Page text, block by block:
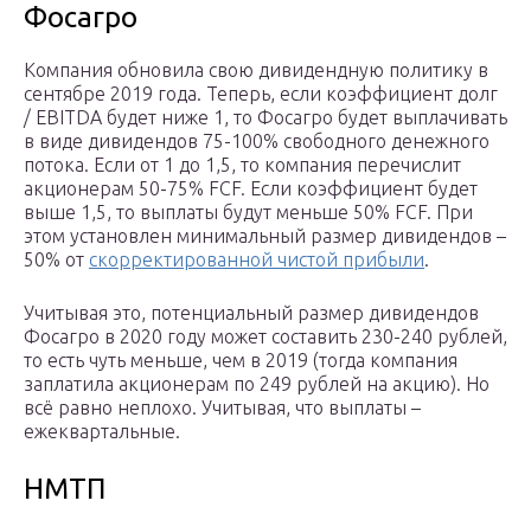
Фосагро
Компания обновила свою дивидендную политику в
сентябре 2019 года. Теперь, если коэффициент долг
/ EBITDA будет ниже 1, то Фосагро будет выплачивать
в виде дивидендов 75-100% свободного денежного
потока. Если от 1 до 1,5, то компания перечислит
акционерам 50-75% FCF. Если коэффициент будет
выше 1,5, то выплаты будут меньше 50% FCF. При
этом установлен минимальный размер дивидендов –
50% от скорректированной чистой прибыли.
Учитывая это, потенциальный размер дивидендов
Фосагро в 2020 году может составить 230-240 рублей,
то есть чуть меньше, чем в 2019 (тогда компания
заплатила акционерам по 249 рублей на акцию). Но
всё равно неплохо. Учитывая, что выплаты –
ежеквартальные.
НМТП